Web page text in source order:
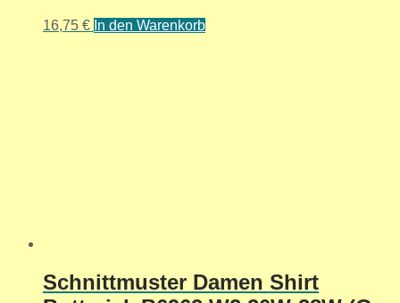
16,75 € In den Warenkorb
Schnittmuster Damen Shirt